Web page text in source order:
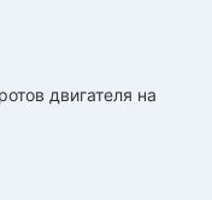
двигателя на